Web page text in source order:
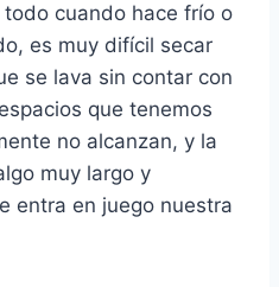
cuando hace frío o
es muy difícil secar
se lava sin contar con
que tenemos
no alcanzan, y la
muy largo y
entra en juego nuestra